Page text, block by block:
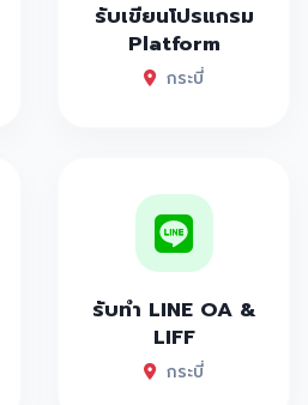
รับเขียนโปรแกรม
Platform
กระบี่
รับทำ LINE OA &
LIFF
กระบี่